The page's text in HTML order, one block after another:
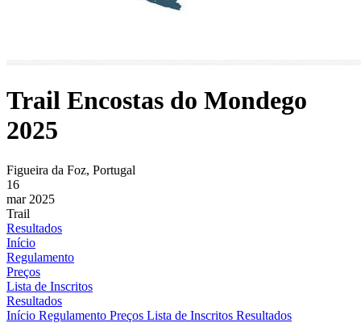
Trail Encostas do Mondego
2025
Figueira da Foz, Portugal
16
mar 2025
Trail
Resultados
Início
Regulamento
Preços
Lista de Inscritos
Resultados
Início Regulamento Preços Lista de Inscritos Resultados